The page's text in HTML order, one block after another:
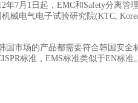
年7月1日起，EMC和Safety分离
械电气电子试验研究院(KTC,
国市场的产品都需要符合韩国安
标准，EMS标准类似于EN标准。